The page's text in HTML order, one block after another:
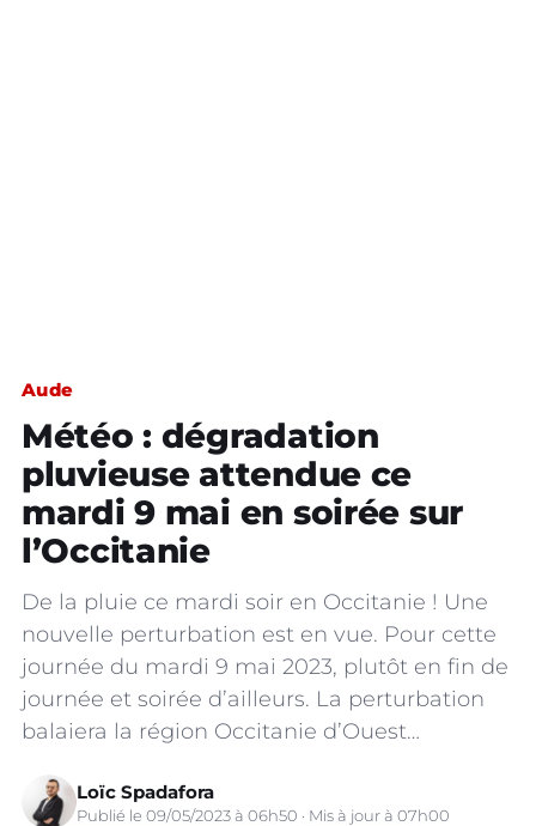
Aude
Météo : dégradation
pluvieuse attendue ce
mardi 9 mai en soirée sur
l’Occitanie
De la pluie ce mardi soir en Occitanie ! Une
nouvelle perturbation est en vue. Pour cette
journée du mardi 9 mai 2023, plutôt en fin de
journée et soirée d’ailleurs. La perturbation
balaiera la région Occitanie d’Ouest…
Loïc Spadafora
Publié le 09/05/2023 à 06h50 · Mis à jour à 07h00